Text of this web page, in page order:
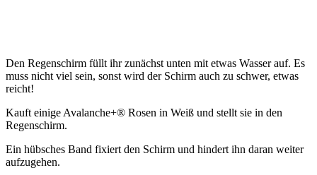
Den Regenschirm füllt ihr zunächst unten mit etwas Wasser auf. Es
muss nicht viel sein, sonst wird der Schirm auch zu schwer, etwas
reicht!
Kauft einige Avalanche+® Rosen in Weiß und stellt sie in den
Regenschirm.
Ein hübsches Band fixiert den Schirm und hindert ihn daran weiter
aufzugehen.